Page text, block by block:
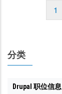
当
前
1
分类
Drupal 职位信息